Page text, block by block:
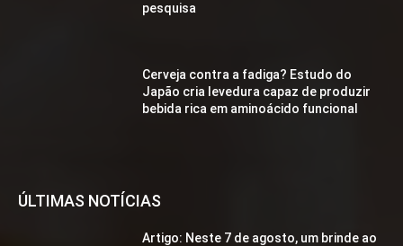
pesquisa
Cerveja contra a fadiga? Estudo do
Japão cria levedura capaz de produzir
bebida rica em aminoácido funcional
ÚLTIMAS NOTÍCIAS
Artigo: Neste 7 de agosto, um brinde ao